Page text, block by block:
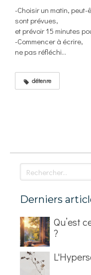
-Choisir un matin,
sont prévues,
et prévoir 15 minutes
-Commencer à écrire,
ne pas réfléchi...
détenre
Rechercher
Derniers
Qu’est
?